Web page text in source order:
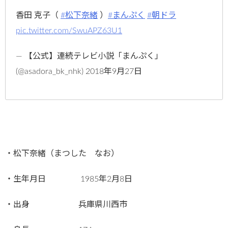
香田 克子（ #松下奈緒 ） #まんぷく #朝ドラ
pic.twitter.com/SwuAPZ63U1
— 【公式】連続テレビ小説「まんぷく」
(@asadora_bk_nhk) 2018年9月27日
・松下奈緒（まつした なお）
・生年月日 1985年2月8日
・出身 兵庫県川西市